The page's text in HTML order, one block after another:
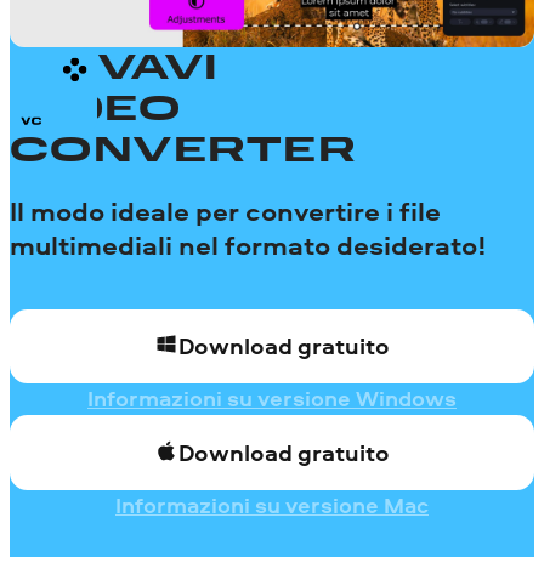
MOVAVI
VIDEO
CONVERTER
Il modo ideale per convertire i file
multimediali nel formato desiderato!
Download gratuito
Informazioni su versione Windows
Download gratuito
Informazioni su versione Mac